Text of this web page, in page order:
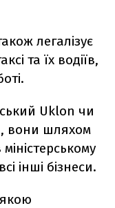
легалізує
та їх водіїв,
Uklon чи
вони шляхом
інші бізнеси.